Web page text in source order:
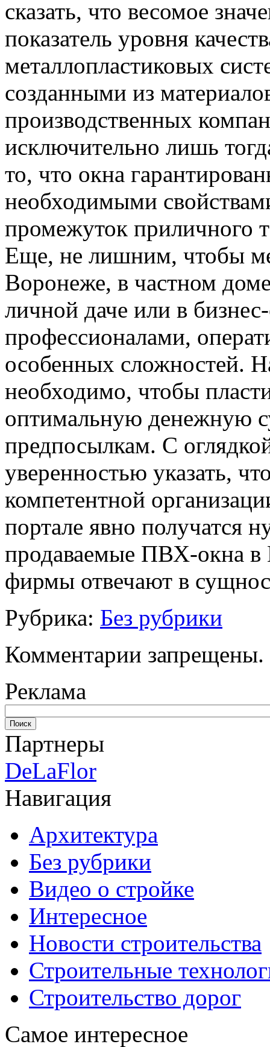
сказать, что весомое
показатель уровня
металлопластиковых
созданными из
производственных
исключительно лишь
то, что окна
необходимыми
промежуток приличного
Еще, не лишним, чтобы
Воронеже, в частном
личной даче или в
профессионалами,
особенных сложностей.
необходимо, чтобы
оптимальную денежную
предпосылкам. С
уверенностью указать,
компетентной
портале явно получатся
продаваемые ПВХ-окна в
фирмы отвечают в
Рубрика: Без рубрики
Комментарии запрещены.
Реклама
Партнеры
DeLaFlor
Навигация
Архитектура
Без рубрики
Видео о стройке
Интересное
Новости строительства
Строительные
Строительство дорог
Самое интересное